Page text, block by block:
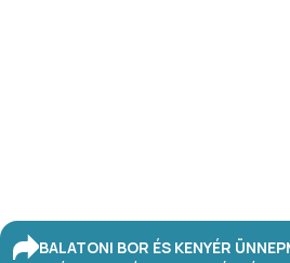
BALATONI BOR ÉS KENYÉR ÜNNEP